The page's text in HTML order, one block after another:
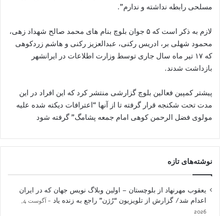
مسلحی رابطه نداشته و ندارم”.
لازم به ذکر است که ۵ جوان بلوچ بنام های محمد صالح شهداد زهی،
محمود شهلی بر، ادریس رکنی، عبدالعزیز رکنی و هاشم زردکوهی
که ۱۷ تیر ماه سال جاری توسط وزارت اطلاعات در ایرانشهر
بازداشت شدند.
پیشتر کمپین فعالین بلوچ گزارشی منتشر کرد که این افراد در این
مدت تحت شکنجه قرار گرفته تا از آنها “اعترافات دیکته شده علیه
مولوی فضل الرحمن کوهی امام جمعه پشامگ” گرفته شود
نوشته‌های تازه
یعقوب مهرنهاد از بلوچستان – اولین وبلاگ نویس جهان که در ایران
اعدام شد/ گزارش از تلویزیون “رُژن” راجع به زنده یاد
آگوست 4,
2026